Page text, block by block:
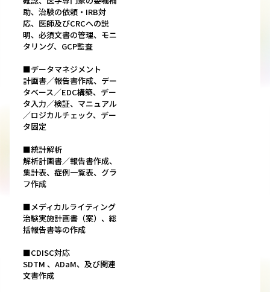
助、治験の依頼・IRB対
応、医師及びCRCへの説
明、必須文書の管理、モニ
タリング、GCP監査
■データマネジメント
計画書／報告書作成、デー
タベース／EDC構築、デー
タ入力／検証、マニュアル
／ロジカルチェック、デー
タ固定
■統計解析
解析計画書／報告書作成、
集計表、症例一覧表、グラ
フ作成
■メディカルライティング
治験実施計画書（案）、総
括報告書等の作成
■CDISC対応
SDTM 、ADaM、及び関連
文書作成